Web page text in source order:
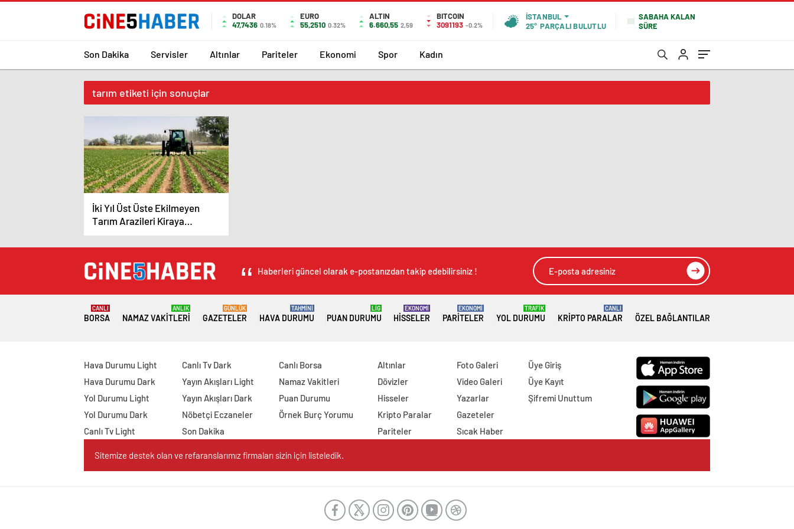
DOLAR
47,7436 0.18%
EURO
55,2510 0.32%
ALTIN
6.660,55 2,59
BITCOIN
3091193 -0.2%
İSTANBUL
25° PARÇALI BULUTLU
SABAHA KALAN
SÜRE
Son Dakika Servisler Altınlar Pariteler Ekonomi Spor Kadın
tarım etiketi için sonuçlar
İki Yıl Üst Üste Ekilmeyen
Tarım Arazileri Kiraya
Verilecek
Haberleri güncel olarak e-postanızdan takip edebilirsiniz !
BORSA
CANLI
NAMAZ VAKITLERI
ANLIK
GAZETELER
GÜNLÜK
HAVA DURUMU
TAHMİNİ
PUAN DURUMU
LİG
HISSELER
EKONOMİ
PARITELER
EKONOMİ
YOL DURUMU
TRAFİK
KRIPTO PARALAR
CANLI
ÖZEL BAĞLANTILAR
Hava Durumu Light
Hava Durumu Dark
Yol Durumu Light
Yol Durumu Dark
Canlı Tv Light
Canlı Tv Dark
Yayın Akışları Light
Yayın Akışları Dark
Nöbetçi Eczaneler
Son Dakika
Canlı Borsa
Namaz Vakitleri
Puan Durumu
Örnek Burç Yorumu
Altınlar
Dövizler
Hisseler
Kripto Paralar
Pariteler
Foto Galeri
Video Galeri
Yazarlar
Gazeteler
Sıcak Haber
Üye Giriş
Üye Kayıt
Şifremi Unuttum
Sitemize destek olan ve refaranslarımız firmaları sizin için listeledik.